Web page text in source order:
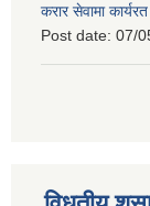
करार सेवामा
Post date: 07/